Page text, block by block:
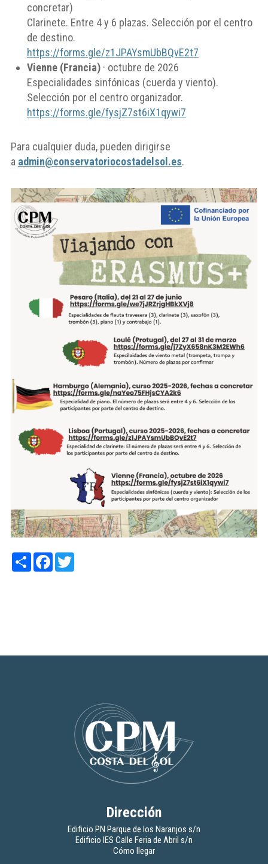
concretar)
Clarinete. Entre 4 y 6 plazas. Selección por el centro
de destino.
https://forms.gle/z1JPAYsmUbBQvE2t7
Vienne (Francia)· octubre de 2026
Especialidades sinfónicas (cuerda y viento).
Selección por el centro organizador.
https://forms.gle/fysjZ7st6iX1qywi7
Para cualquier duda, pueden dirigirse
a admin@conservatoriocostadelsol.es.
ShareFacebook
Twitter
Dirección
Edificio PN Parque de los Naranjos s/n
Edificio IES Calle Feria de Abril s/n
Cómo llegar